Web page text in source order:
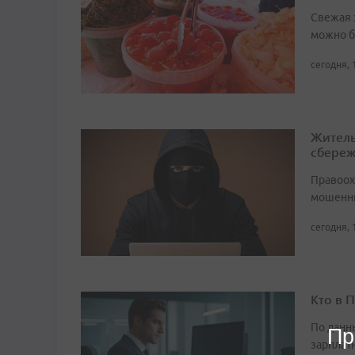
Свежая
можно
сегодня,
сегодня,
Кто в
По